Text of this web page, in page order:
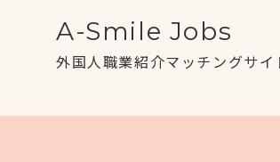
A-Smile Jobs
外国人職業紹介マッチングサイ